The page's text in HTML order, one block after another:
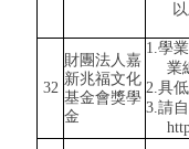
32
財團法人嘉
新兆福文化
基金會獎學
金
1.學
業
2.具
3.請